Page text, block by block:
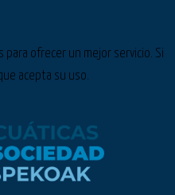
ofrecer un mejor servicio. Si
acepta su uso.